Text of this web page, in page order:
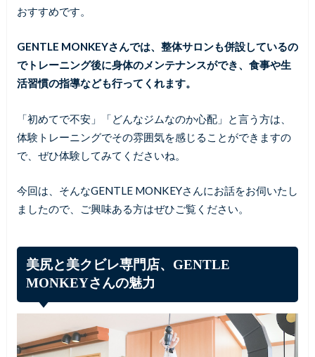
おすすめです。
GENTLE MONKEYさんでは、整体サロンも併設しているの
でトレーニング後に身体のメンテナンスができ、食事や生
活習慣の指導なども行ってくれます。
「初めてで不安」「どんなジムなのか心配」と言う方は、
体験トレーニングでその雰囲気を感じることができますの
で、ぜひ体験してみてくださいね。
今回は、そんなGENTLE MONKEYさんにお話をお伺いたし
ましたので、ご興味ある方はぜひご覧ください。
美尻と美クビレ専門店、GENTLE
MONKEYさんの魅力